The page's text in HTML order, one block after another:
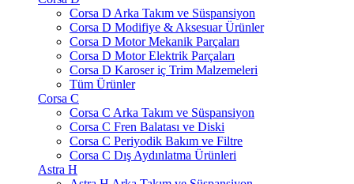
Corsa D Arka Takım ve Süspansiyon
Corsa D Modifiye & Aksesuar Ürünler
Corsa D Motor Mekanik Parçaları
Corsa D Motor Elektrik Parçaları
Corsa D Karoser iç Trim Malzemeleri
Tüm Ürünler
Corsa C
Corsa C Arka Takım ve Süspansiyon
Corsa C Fren Balatası ve Diski
Corsa C Periyodik Bakım ve Filtre
Corsa C Dış Aydınlatma Ürünleri
Astra H